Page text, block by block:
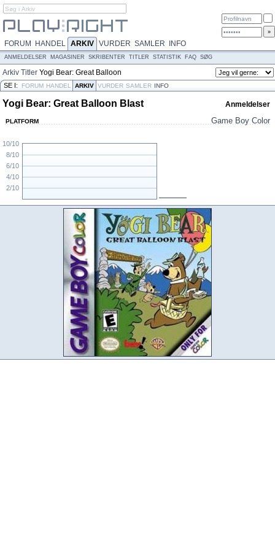
FORUM HANDEL ARKIV VURDER SAMLER INFO
ANMELDELSER MAGASINER SKRIBENTER TITLER STATISTIK FAQ SØG
Arkiv Titler Yogi Bear: Great Balloon
Blast
SE I: FORUM HANDEL ARKIV VURDER SAMLER INFO
Yogi Bear: Great Balloon Blast Anmeldelser
PLATFORM Game Boy Color
2/10
4/10
6/10
8/10
10/10
N/A